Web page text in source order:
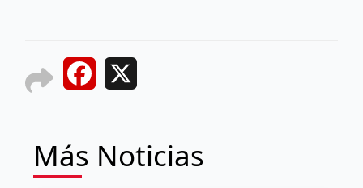
Facebook
Más Noticias